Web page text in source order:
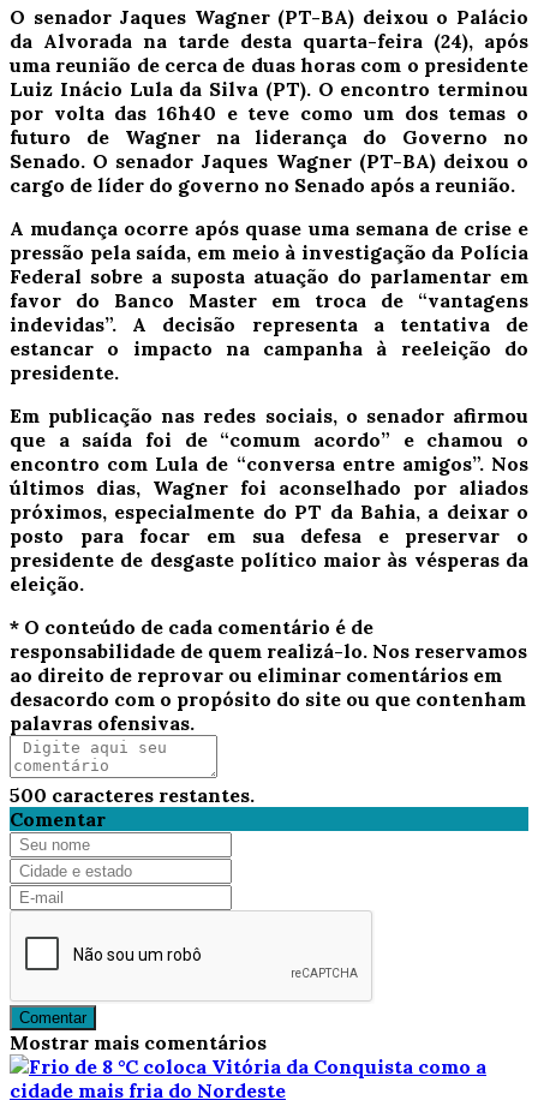
O senador Jaques Wagner (PT-BA) deixou o Palácio
da Alvorada na tarde desta quarta-feira (24), após
uma reunião de cerca de duas horas com o presidente
Luiz Inácio Lula da Silva (PT). O encontro terminou
por volta das 16h40 e teve como um dos temas o
futuro de Wagner na liderança do Governo no
Senado. O senador Jaques Wagner (PT-BA) deixou o
cargo de líder do governo no Senado após a reunião.
A mudança ocorre após quase uma semana de crise e
pressão pela saída, em meio à investigação da Polícia
Federal sobre a suposta atuação do parlamentar em
favor do Banco Master em troca de “vantagens
indevidas”. A decisão representa a tentativa de
estancar o impacto na campanha à reeleição do
presidente.
Em publicação nas redes sociais, o senador afirmou
que a saída foi de “comum acordo” e chamou o
encontro com Lula de “conversa entre amigos”. Nos
últimos dias, Wagner foi aconselhado por aliados
próximos, especialmente do PT da Bahia, a deixar o
posto para focar em sua defesa e preservar o
presidente de desgaste político maior às vésperas da
eleição.
* O conteúdo de cada comentário é de
responsabilidade de quem realizá-lo. Nos reservamos
ao direito de reprovar ou eliminar comentários em
desacordo com o propósito do site ou que contenham
palavras ofensivas.
500 caracteres restantes.
Comentar
Comentar
Mostrar mais comentários